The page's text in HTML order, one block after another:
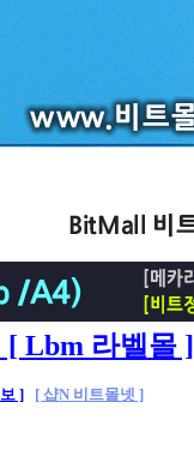
[ Lbm 라벨몰 ]
] [ 샵N 비트몰넷 ]